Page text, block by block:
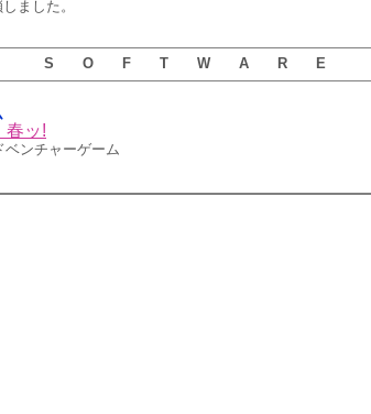
ました。
S O F T W A R E
春ッ!
ンチャーゲーム